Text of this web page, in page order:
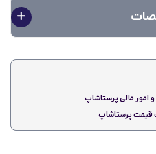
سفارش پیشرفته
می دهد
مشتری
امور مالی پرستاشاپ
قیمت پرستاشاپ